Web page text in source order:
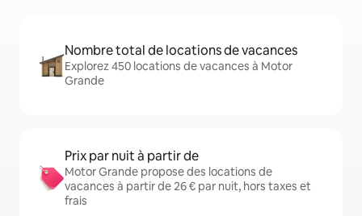
Nombre total de locations de vacances
Explorez 450 locations de vacances à Motor
Grande
Prix par nuit à partir de
Motor Grande propose des locations de
vacances à partir de 26 € par nuit, hors taxes et
frais